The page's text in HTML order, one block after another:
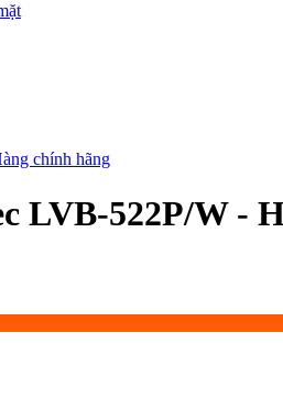
chính hãng
LVB-522P/W -